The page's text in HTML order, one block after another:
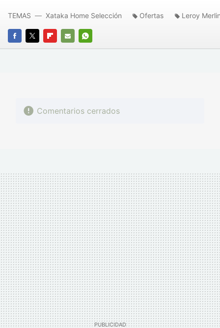
FACEBOOK
TWITTERFLIPBOARD
E-
WHATSAPP
TEMAS Xataka Home Selección Ofertas Leroy
Comentarios cerrados